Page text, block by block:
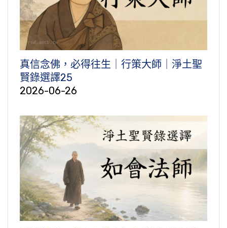
真信念佛，必得往生｜行策大師｜淨土聖
賢錄選譯25
2026-06-26